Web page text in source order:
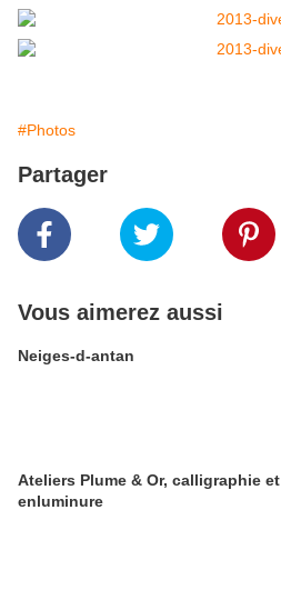
#Photos
Partager
Vous aimerez aussi
Neiges-d-antan
Ateliers Plume & Or, calligraphie et
enluminure